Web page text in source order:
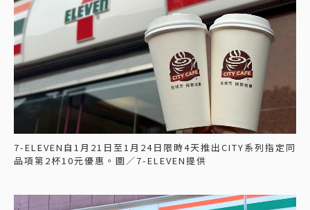
7-ELEVEN自1月21日至1月24日限時4天推出CITY系列指定同
品項第2杯10元優惠。圖／7-ELEVEN提供